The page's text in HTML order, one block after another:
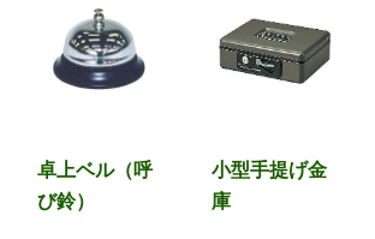
卓上ベル（呼
び鈴）
小型手提げ金
庫